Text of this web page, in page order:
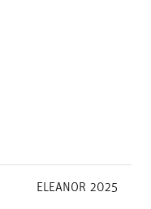
ELEANOR 2025